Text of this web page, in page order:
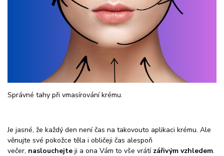
Správné tahy při vmasírování krému.
Je jasné, že každý den není čas na takovouto aplikaci krému. Ale
věnujte své pokožce těla i obličeji čas alespoň
večer, naslouchejte ji a ona Vám to vše vrátí zářivým vzhledem.